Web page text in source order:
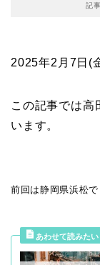
記
2025年2月7日(
この記事では高
います。
前回は静岡県浜松で